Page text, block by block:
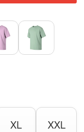
XL XXL